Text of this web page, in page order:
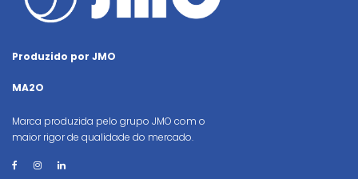
Produzido por JMO
MA2O
Marca produzida pelo grupo JMO com o
maior rigor de qualidade do mercado.